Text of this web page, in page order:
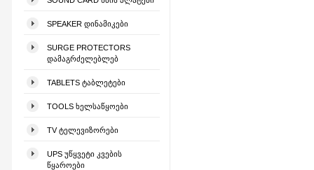
SPEAKER ᲓᲘᲜᲐᲛᲘᲙᲔᲑᲘ
SURGE PROTECTORS
ᲓᲐᲛᲐᲒᲠᲫᲔᲚᲔᲑᲚᲔᲑ
TABLETS ᲢᲐᲑᲚᲔᲢᲔᲑᲘ
TOOLS ᲮᲔᲚᲡᲐᲬᲧᲝᲔᲑᲘ
TV ᲢᲔᲚᲔᲕᲘᲖᲝᲠᲔᲑᲘ
UPS ᲣᲬᲧᲕᲔᲢᲘ ᲙᲕᲔᲑᲘᲡ
ᲬᲧᲐᲠᲝᲔᲑᲘ